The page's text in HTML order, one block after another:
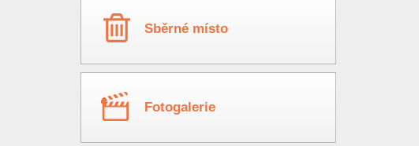
Sběrné místo
Fotogalerie